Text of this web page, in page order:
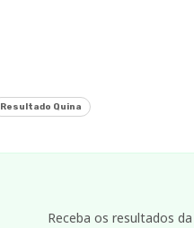
Resultado Quina
Receba os resultados